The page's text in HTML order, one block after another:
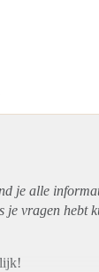
je alle
je vragen hebt